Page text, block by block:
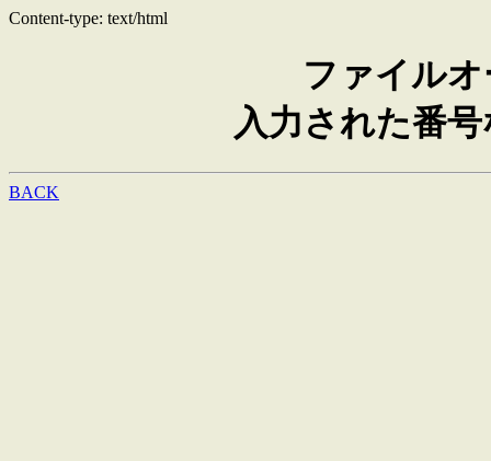
Content-type: text/html
ファイル
入力された番
BACK